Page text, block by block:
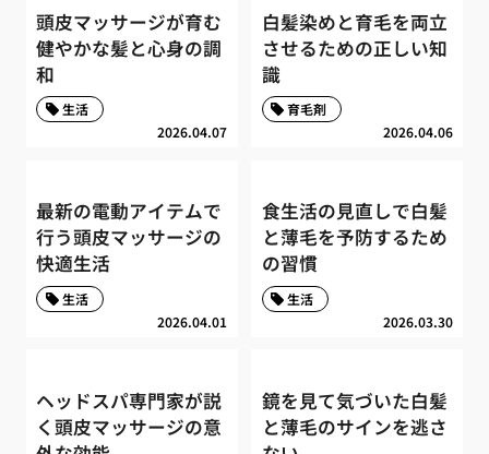
頭皮マッサージが育む
健やかな髪と心身の調
和
2026.04.07
生活
白髪染めと育毛を両立
させるための正しい知
識
2026.04.06
育毛剤
最新の電動アイテムで
行う頭皮マッサージの
快適生活
2026.04.01
生活
食生活の見直しで白髪
と薄毛を予防するため
の習慣
2026.03.30
生活
ヘッドスパ専門家が説
く頭皮マッサージの意
鏡を見て気づいた白髪
と薄毛のサインを逃さ